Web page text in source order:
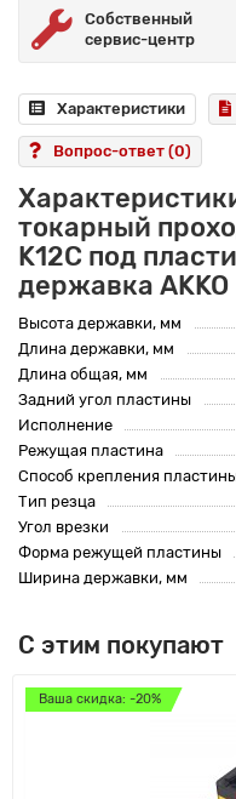
Собственный
сервис-центр
Характеристики
Вопрос-ответ (0)
токарный
K12C под
державка AKKO
Высота державки, мм
Длина державки, мм
Длина общая, мм
Задний угол пластины
Исполнение
Режущая пластина
Способ крепления
Тип резца
Угол врезки
Форма режущей пластины
Ширина державки, мм
С этим покупают
Ваша скидка: -20%